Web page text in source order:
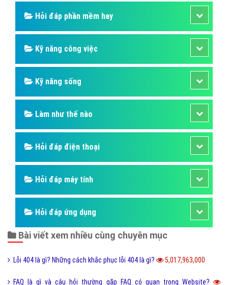
Hỏi đáp phần mềm hay
Kỹ năng công việc
Kỹ năng sống
Làm như thế nào
Hỏi đáp điện thoại
Hỏi đáp máy tính
Hỏi đáp ứng dụng
Bài viết xem nhiều cùng chuyên mục
Lỗi 404 là gì? Những cách khắc phục lỗi 404 là gì? 5,017,963,000
FAQ là gì và câu hỏi thường gặp FAQ có quan trọng Website?